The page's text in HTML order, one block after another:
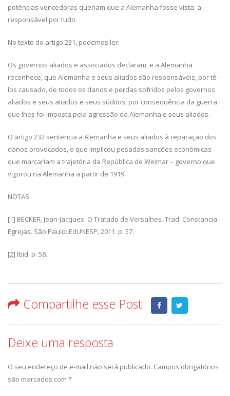
potências vencedoras queriam que a Alemanha fosse vista: a
responsável por tudo.
No texto do artigo 231, podemos ler:
Os governos aliados e associados declaram, e a Alemanha
reconhece, que Alemanha e seus aliados são responsáveis, por tê-
los causado, de todos os danos e perdas sofridos pelos governos
aliados e seus aliados e seus súditos, por consequência da guerra
que lhes foi imposta pela agressão da Alemanha e seus aliados.
O artigo 232 sentencia a Alemanha e seus aliados à reparação dos
danos provocados, o que implicou pesadas sanções econômicas
que marcariam a trajetória da República de Weimar – governo que
vigorou na Alemanha a partir de 1919.
NOTAS
[1] BECKER, Jean-Jacques. O Tratado de Versalhes. Trad. Constancia
Egrejas. São Paulo: EdUNESP, 2011. p. 57.
[2] Ibid. p. 58.
Compartilhe esse Post
Deixe uma resposta
O seu endereço de e-mail não será publicado. Campos obrigatórios
são marcados com *